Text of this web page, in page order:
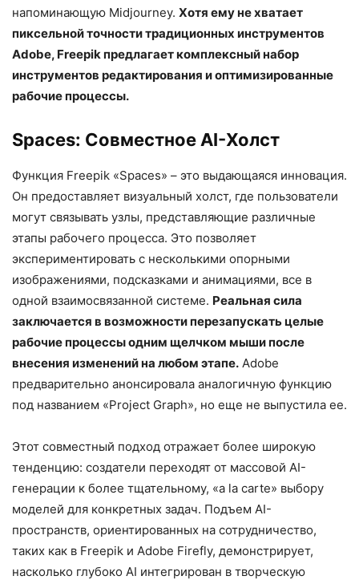
напоминающую Midjourney. Хотя ему не хватает
пиксельной точности традиционных инструментов
Adobe, Freepik предлагает комплексный набор
инструментов редактирования и оптимизированные
рабочие процессы.
Spaces: Совместное AI-Холст
Функция Freepik «Spaces» – это выдающаяся инновация.
Он предоставляет визуальный холст, где пользователи
могут связывать узлы, представляющие различные
этапы рабочего процесса. Это позволяет
экспериментировать с несколькими опорными
изображениями, подсказками и анимациями, все в
одной взаимосвязанной системе. Реальная сила
заключается в возможности перезапускать целые
рабочие процессы одним щелчком мыши после
внесения изменений на любом этапе. Adobe
предварительно анонсировала аналогичную функцию
под названием «Project Graph», но еще не выпустила ее.
Этот совместный подход отражает более широкую
тенденцию: создатели переходят от массовой AI-
генерации к более тщательному, «a la carte» выбору
моделей для конкретных задач. Подъем AI-
пространств, ориентированных на сотрудничество,
таких как в Freepik и Adobe Firefly, демонстрирует,
насколько глубоко AI интегрирован в творческую